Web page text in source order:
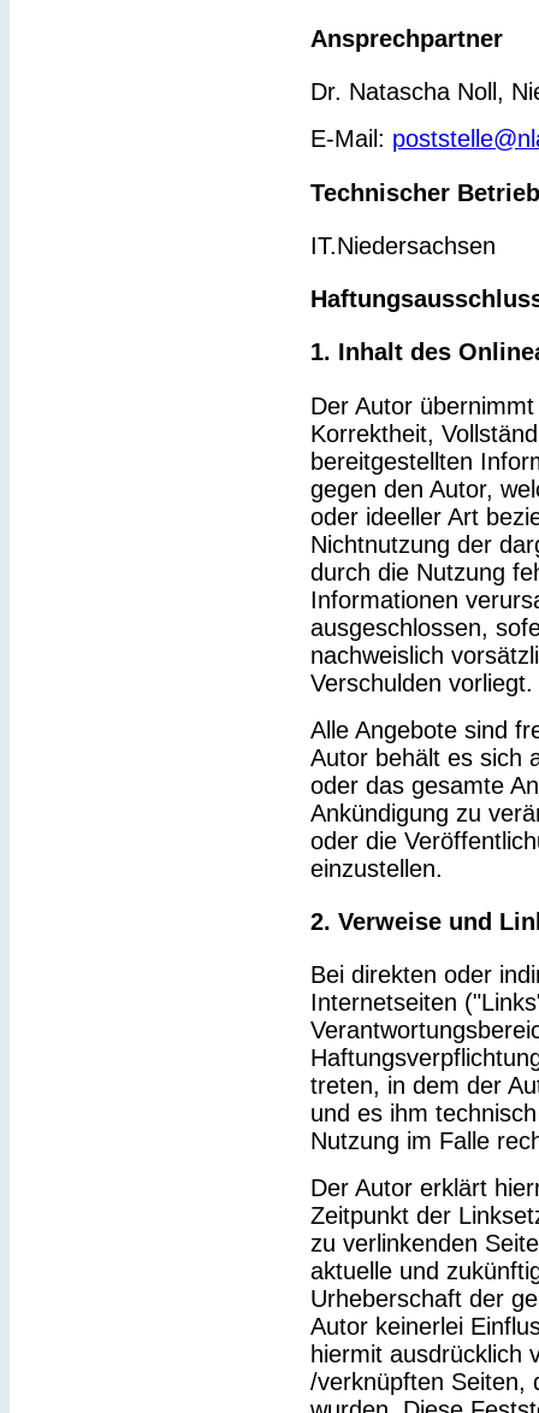
Ansprechpartner
Dr. Natascha Noll,
E-Mail:
Technischer Betrieb
IT.Niedersachsen
1. Inhalt des
Der Autor
Korrektheit,
bereitgestellten
gegen den Autor,
oder ideeller Art
Nichtnutzung der
durch die Nutzung
Informationen
ausgeschlossen,
nachweislich
Verschulden vorliegt.
Alle Angebote sind
Autor behält es sich
oder das gesamte
Ankündigung zu
oder die
einzustellen.
2. Verweise und
Bei direkten oder
Internetseiten
treten, in dem der
und es ihm
Nutzung im Falle
Der Autor erklärt
Zeitpunkt der
zu verlinkenden
aktuelle und
Urheberschaft der
Autor keinerlei
hiermit ausdrücklich
/verknüpften Seiten,